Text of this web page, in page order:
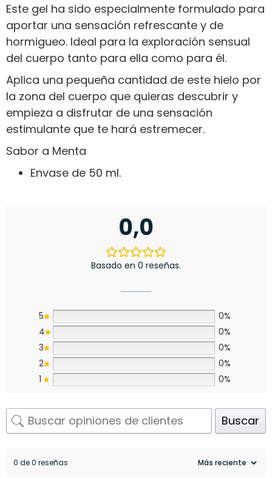
Este gel ha sido especialmente formulado para
aportar una sensación refrescante y de
hormigueo. Ideal para la exploración sensual
del cuerpo tanto para ella como para él.
Aplica una pequeña cantidad de este hielo por
la zona del cuerpo que quieras descubrir y
empieza a disfrutar de una sensación
estimulante que te hará estremecer.
Sabor a Menta
Envase de 50 ml.
0,0
Basado en 0 reseñas.
5
0%
4
0%
3
0%
2
0%
1
0%
Buscar
0 de 0 reseñas